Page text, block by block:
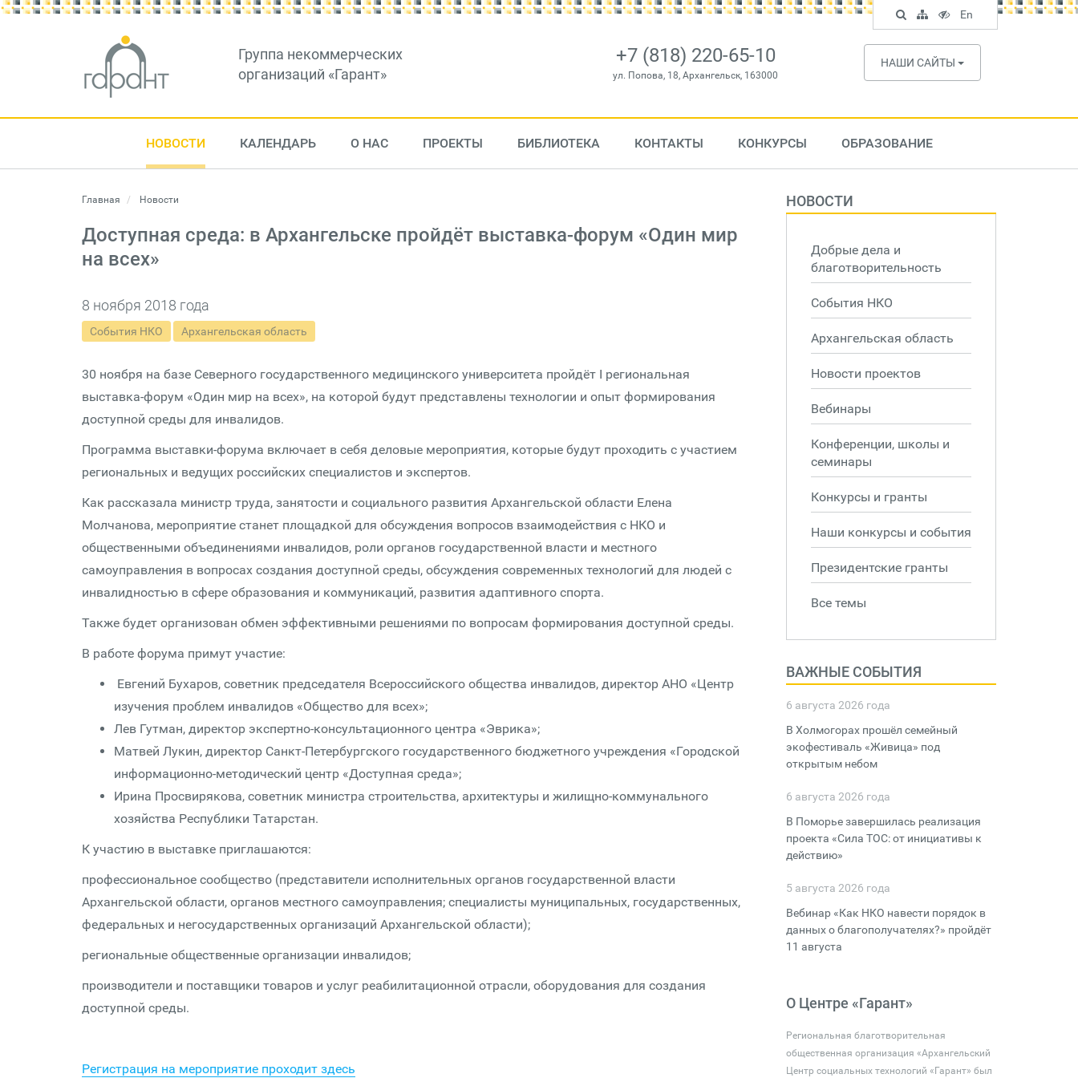
Группа некоммерческих
организаций «Гарант»
+7 (818) 220-65-10
ул. Попова, 18, Архангельск, 163000
НАШИ САЙТЫ
НОВОСТИ КАЛЕНДАРЬ О НАС ПРОЕКТЫ БИБЛИОТЕКА КОНТАКТЫ КОНКУРСЫ ОБРАЗОВАНИЕ
Главная Новости
Доступная среда: в Архангельске пройдёт выставка-форум «Один мир
на всех»
8 ноября 2018 года
События НКО Архангельская область
30 ноября на базе Северного государственного медицинского университета пройдёт I региональная
выставка-форум «Один мир на всех», на которой будут представлены технологии и опыт формирования
доступной среды для инвалидов.
Программа выставки-форума включает в себя деловые мероприятия, которые будут проходить с участием
региональных и ведущих российских специалистов и экспертов.
Как рассказала министр труда, занятости и социального развития Архангельской области Елена
Молчанова, мероприятие станет площадкой для обсуждения вопросов взаимодействия с НКО и
общественными объединениями инвалидов, роли органов государственной власти и местного
самоуправления в вопросах создания доступной среды, обсуждения современных технологий для людей с
инвалидностью в сфере образования и коммуникаций, развития адаптивного спорта.
Также будет организован обмен эффективными решениями по вопросам формирования доступной среды.
В работе форума примут участие:
Евгений Бухаров, советник председателя Всероссийского общества инвалидов, директор АНО «Центр
изучения проблем инвалидов «Общество для всех»;
Лев Гутман, директор экспертно-консультационного центра «Эврика»;
Матвей Лукин, директор Санкт-Петербургского государственного бюджетного учреждения «Городской
информационно-методический центр «Доступная среда»;
Ирина Просвирякова, советник министра строительства, архитектуры и жилищно-коммунального
хозяйства Республики Татарстан.
К участию в выставке приглашаются:
профессиональное сообщество (представители исполнительных органов государственной власти
Архангельской области, органов местного самоуправления; специалисты муниципальных, государственных,
федеральных и негосударственных организаций Архангельской области);
региональные общественные организации инвалидов;
производители и поставщики товаров и услуг реабилитационной отрасли, оборудования для создания
доступной среды.
Регистрация на мероприятие проходит здесь
НОВОСТИ
Добрые дела и
благотворительность
События НКО
Архангельская область
Новости проектов
Вебинары
Конференции, школы и
семинары
Конкурсы и гранты
Наши конкурсы и события
Президентские гранты
Все темы
ВАЖНЫЕ СОБЫТИЯ
6 августа 2026 года
В Холмогорах прошёл семейный
экофестиваль «Живица» под
открытым небом
6 августа 2026 года
В Поморье завершилась реализация
проекта «Сила ТОС: от инициативы к
действию»
5 августа 2026 года
Вебинар «Как НКО навести порядок в
данных о благополучателях?» пройдёт
11 августа
О Центре «Гарант»
Региональная благотворительная
общественная организация «Архангельский
Центр социальных технологий «Гарант» был
Поиск
по
сайту
Карта
сайта
Версия
для
слабовидящих
En
English